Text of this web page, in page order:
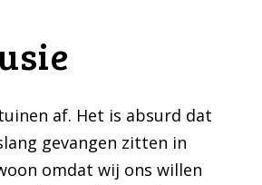
af. Het is absurd dat
gevangen zitten in
omdat wij ons willen